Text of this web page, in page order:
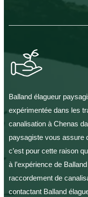
Balland élagueur
expérimentée dans les
canalisation à Chenas
paysagiste vous assure
c’est pour cette raison
à l’expérience de
raccordement de
contactant Balland